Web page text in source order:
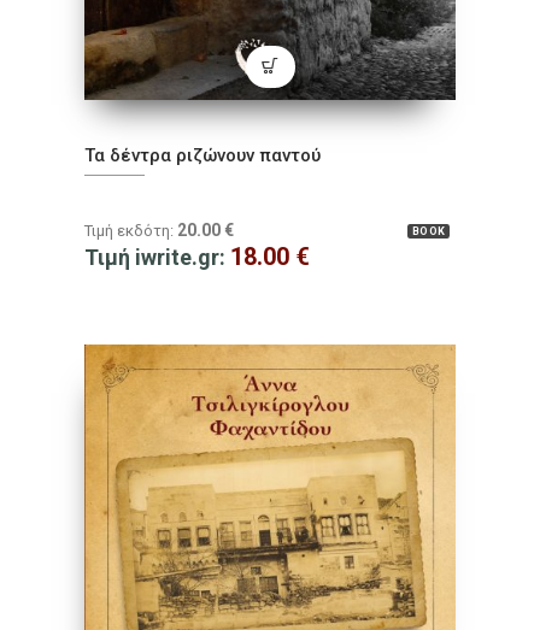
Τα δέντρα ριζώνουν παντού
BOOK
Τιμή εκδότη: 20.00 €
Τιμή iwrite.gr: 18.00 €